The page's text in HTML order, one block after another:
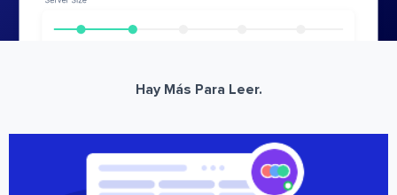
Hay Más Para Leer.